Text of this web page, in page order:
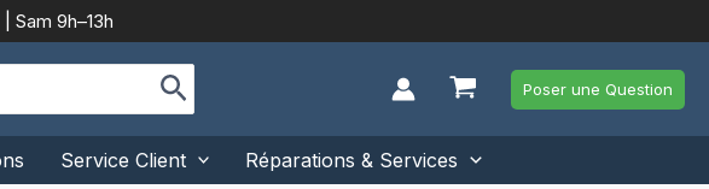
Sam 9h–13h
Poser une Question
Service Client Réparations & Services